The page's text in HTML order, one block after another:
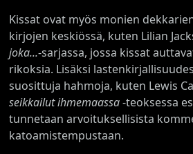
Kissat ovat myös monien
kirjojen keskiössä, kuten Lilian
joka...-sarjassa, jossa kissat
rikoksia. Lisäksi
suosittuja hahmoja, kuten Lewis
seikkailut ihmemaassa-teoksessa
tunnetaan arvoituksellisista
katoamistempustaan.